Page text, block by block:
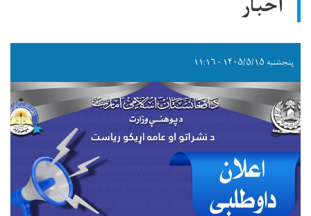
پنجشنبه ۱۴۰۵/۵/۱۵ - ۱۱:۱۶